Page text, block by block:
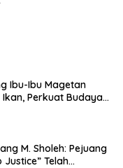
Ibu-Ibu Magetan
Perkuat Budaya
M. Sholeh: Pejuang
Telah